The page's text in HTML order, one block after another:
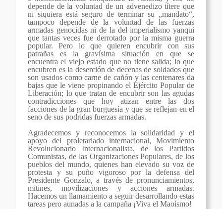
depende de la voluntad de un advenedizo títere que
ni siquiera está seguro de terminar su „mandato“,
tampoco depende de la voluntad de las fuerzas
armadas genocidas ni de la del imperialismo yanqui
que tantas veces fue derrotado por la misma guerra
popular. Pero lo que quieren encubrir con sus
patrañas es la gravísima situación en que se
encuentra el viejo estado que no tiene salida; lo que
encubren es la deserción de decenas de soldados que
son usados como carne de cañón y las centenares da
bajas que le viene propinando el Ejército Popular de
Liberación; lo que tratan de encubrir son las agudas
contradicciones que hoy atizan entre las dos
facciones de la gran burguesía y que se reflejan en el
seno de sus podridas fuerzas armadas.
Agradecemos y reconocemos la solidaridad y el
apoyo del proletariado internacional, Movimiento
Revolucionario Internacionalista, de los Partidos
Comunistas, de las Organizaciones Populares, de los
pueblos del mundo, quienes han elevado su voz de
protesta y su puño vigoroso por la defensa del
Presidente Gonzalo, a través de pronunciamientos,
mítines, movilizaciones y acciones armadas.
Hacemos un llamamiento a seguir desarrollando estas
tareas pero aunadas a la campaña ¡Viva el Maoísmo!